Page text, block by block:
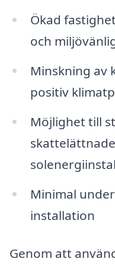
Ökad
och
Minskning av
positiv
Möjlighet till
Minimal
installation
Genom att